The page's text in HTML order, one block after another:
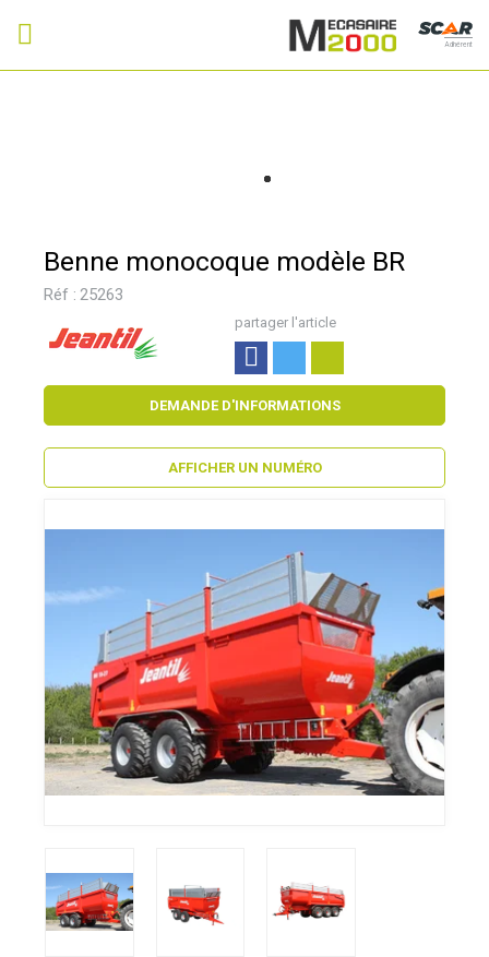
Adhérent
Benne monocoque modèle BR
Réf : 25263
partager l'article
DEMANDE D'INFORMATIONS
AFFICHER UN NUMÉRO